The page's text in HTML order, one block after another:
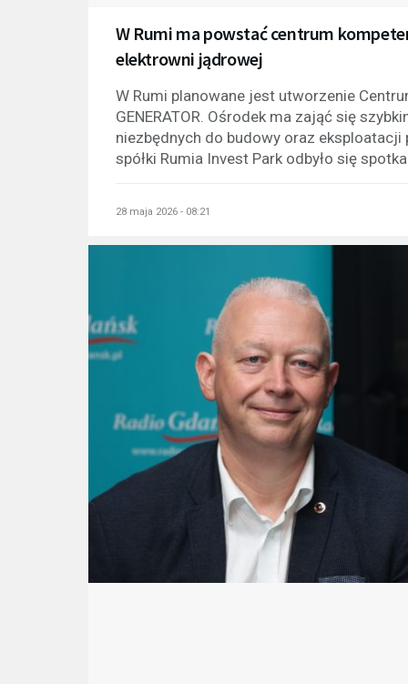
W Rumi ma powstać centrum
elektrowni jądrowej
W Rumi planowane jest utworzenie
GENERATOR. Ośrodek ma zająć się
niezbędnych do budowy oraz
spółki Rumia Invest Park odbyło się
28 maja 2026 - 08:21